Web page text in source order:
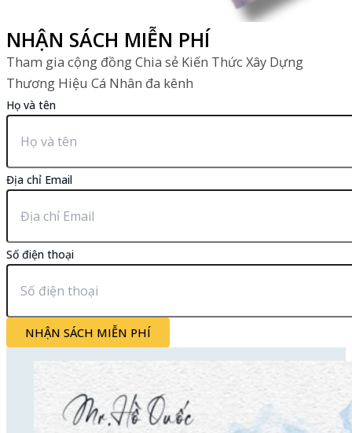
NHẬN SÁCH MIỄN PHÍ
Tham gia cộng đồng Chia sẻ Kiến Thức Xây Dựng
Thương Hiệu Cá Nhân đa kênh
Họ và tên
Địa chỉ Email
Số điện thoại
NHẬN SÁCH MIỄN PHÍ